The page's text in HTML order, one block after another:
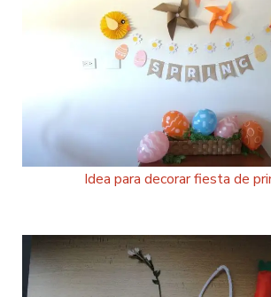
Idea para decorar fiesta de